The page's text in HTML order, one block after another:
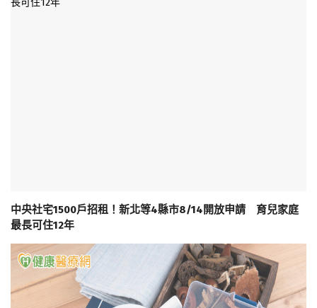
中央社宅1500戶招租！新北等4縣市8/14開放申請 育兒家庭
最長可住12年